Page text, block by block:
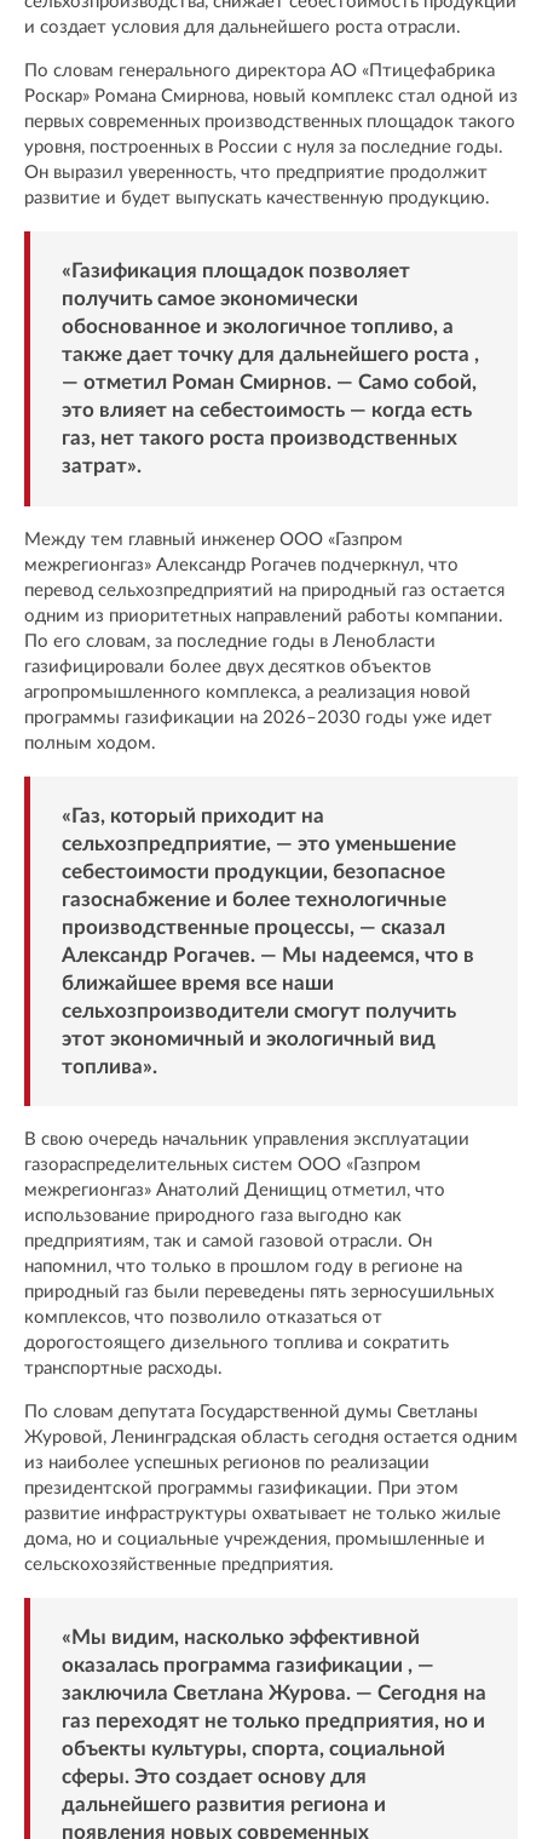
и создает условия для дальнейшего роста отрасли.
По словам генерального директора АО «Птицефабрика
Роскар» Романа Смирнова, новый комплекс стал одной из
первых современных производственных площадок такого
уровня, построенных в России с нуля за последние годы.
Он выразил уверенность, что предприятие продолжит
развитие и будет выпускать качественную продукцию.
«Газификация площадок позволяет
получить самое экономически
обоснованное и экологичное топливо, а
также дает точку для дальнейшего роста ,
— отметил Роман Смирнов. — Само собой,
это влияет на себестоимость — когда есть
газ, нет такого роста производственных
затрат».
Между тем главный инженер ООО «Газпром
межрегионгаз» Александр Рогачев подчеркнул, что
перевод сельхозпредприятий на природный газ остается
одним из приоритетных направлений работы компании.
По его словам, за последние годы в Ленобласти
газифицировали более двух десятков объектов
агропромышленного комплекса, а реализация новой
программы газификации на 2026–2030 годы уже идет
полным ходом.
«Газ, который приходит на
сельхозпредприятие, — это уменьшение
себестоимости продукции, безопасное
газоснабжение и более технологичные
производственные процессы, — сказал
Александр Рогачев. — Мы надеемся, что в
ближайшее время все наши
сельхозпроизводители смогут получить
этот экономичный и экологичный вид
топлива».
В свою очередь начальник управления эксплуатации
газораспределительных систем ООО «Газпром
межрегионгаз» Анатолий Денищиц отметил, что
использование природного газа выгодно как
предприятиям, так и самой газовой отрасли. Он
напомнил, что только в прошлом году в регионе на
природный газ были переведены пять зерносушильных
комплексов, что позволило отказаться от
дорогостоящего дизельного топлива и сократить
транспортные расходы.
По словам депутата Государственной думы Светланы
Журовой, Ленинградская область сегодня остается одним
из наиболее успешных регионов по реализации
президентской программы газификации. При этом
развитие инфраструктуры охватывает не только жилые
дома, но и социальные учреждения, промышленные и
сельскохозяйственные предприятия.
«Мы видим, насколько эффективной
оказалась программа газификации , —
заключила Светлана Журова. — Сегодня на
газ переходят не только предприятия, но и
объекты культуры, спорта, социальной
сферы. Это создает основу для
дальнейшего развития региона и
появления новых современных